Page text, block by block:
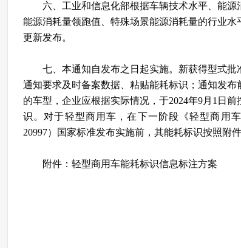
六、工业和信息化部根据车辆技术水平、能
能源消耗量领跑值、特殊场景能源消耗量的行业
更新发布。
七、本通知自发布之日起实施。新获得型式
通知要求及时备案数据、粘贴能耗标识；通知发
的车型，企业应根据实际情况，于2024年9月1日
识。对于轻型商用车，在下一阶段《轻型商用
20997）国家标准发布实施前，其能耗标识按照附
附件：轻型商用车能耗标识信息标注方案